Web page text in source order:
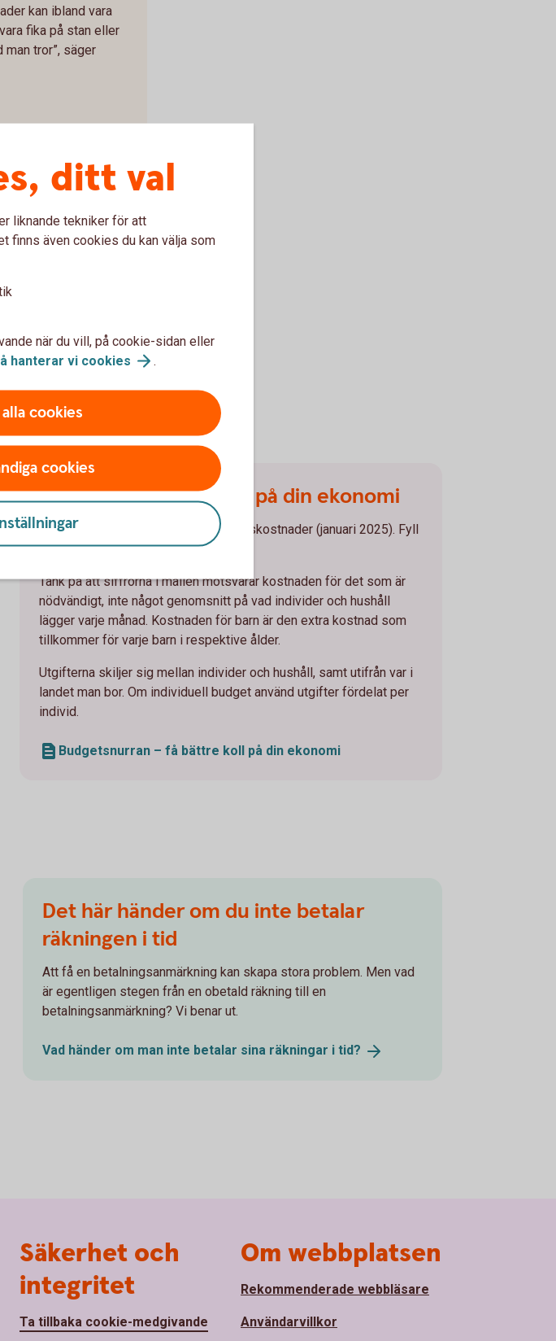
kan ibland vara
fika på stan eller
man tror”, säger
så att dina
kanske kan
att spara.
det viktigt
eller
har möjlighet,
efter skatt i
Budgetsnurran -få koll på din ekonomi
Vi har räknat ut de nödvändiga levnadskostnader (januari 2025). Fyll
i dina egna kostnader och jämför.
Tänk på att siffrorna i mallen motsvarar kostnaden för det som är
nödvändigt, inte något genomsnitt på vad individer och hushåll
lägger varje månad. Kostnaden för barn är den extra kostnad som
tillkommer för varje barn i respektive ålder.
Utgifterna skiljer sig mellan individer och hushåll, samt utifrån var i
landet man bor. Om individuell budget använd utgifter fördelat per
individ.
Budgetsnurran – få bättre koll på din ekonomi
Det här händer om du inte betalar
räkningen i tid
Att få en betalningsanmärkning kan skapa stora problem. Men vad
är egentligen stegen från en obetald räkning till en
betalningsanmärkning? Vi benar ut.
Vad händer om man inte betalar sina räkningar i tid?
ditt val
liknande tekniker för att
finns även cookies du kan välja som
när du vill, på cookie-sidan eller
hanterar vi cookies .
cookies
cookies
Säkerhet och
integritet
Ta tillbaka cookie-medgivande
Om webbplatsen
Rekommenderade webbläsare
Användarvillkor